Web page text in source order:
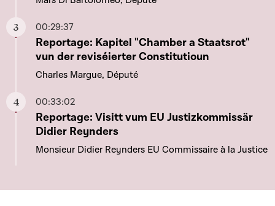
00:29:37
Aller à ce chapitre
Reportage: Kapitel "Chamber a Staatsrot"
vun der reviséierter Constitutioun
Charles Margue, Député
00:33:02
Aller à ce chapitre
Reportage: Visitt vum EU Justizkommissär
Didier Reynders
Monsieur Didier Reynders EU Commissaire à la Justice